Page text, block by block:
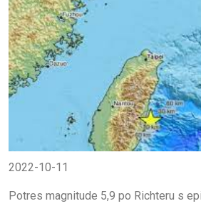
2022-10-11
Potres magnitude 5,9 po Richteru s